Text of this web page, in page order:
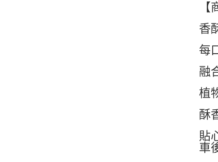
香
每
融
植
酥
貼
車